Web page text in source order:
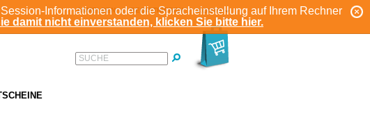
Informationen oder die Spracheinstellung auf Ihrem Rechner
damit nicht einverstanden, klicken Sie bitte hier.
KONTO
ANMELDEN REGISTRIEREN
SUCHE